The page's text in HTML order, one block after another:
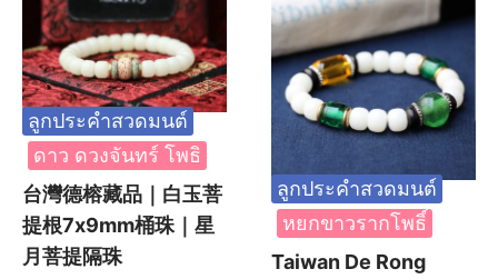
ลูกประคำสวดมนต์
ดาว ดวงจันทร์ โพธิ
台灣德榕藏品｜白玉菩
提根7x9mm桶珠｜星
月菩提隔珠
ลูกประคำสวดมนต์
หยกขาวรากโพธิ์
Taiwan De Rong